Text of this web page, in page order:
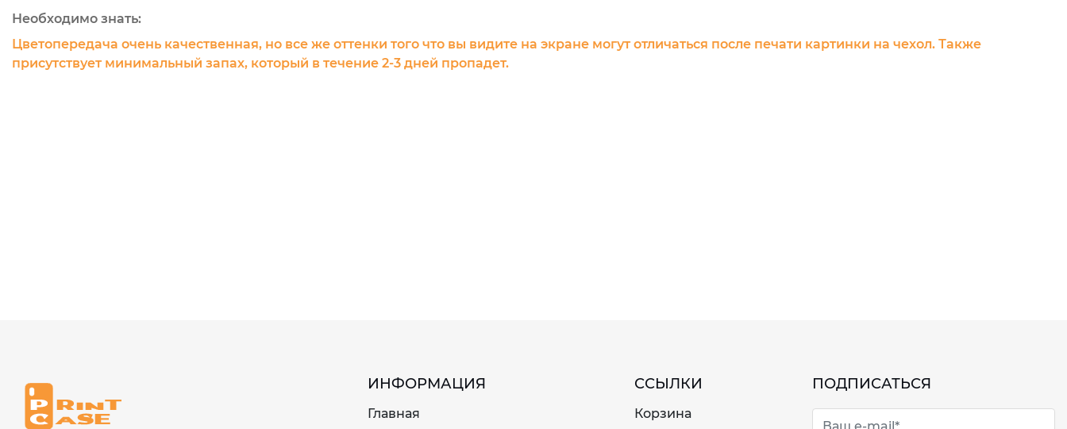
Необходимо знать:
Цветопередача очень качественная, но все же оттенки того что вы видите на экране могут отличаться после печати картинки на чехол. Также
присутствует минимальный запах, который в течение 2-3 дней пропадет.
ИНФОРМАЦИЯ
Главная
ССЫЛКИ
Корзина
ПОДПИСАТЬСЯ